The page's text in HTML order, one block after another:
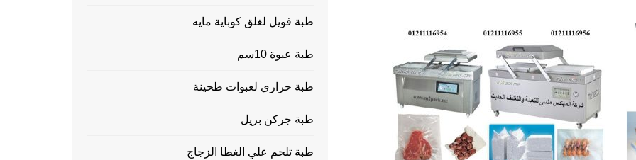
طبة فويل لغلق كوباية مايه
طبة عبوة 10سم
طبة حراري لعبوات طحينة
طبة جركن بريل
طبة تلحم علي الغطا الزجاج